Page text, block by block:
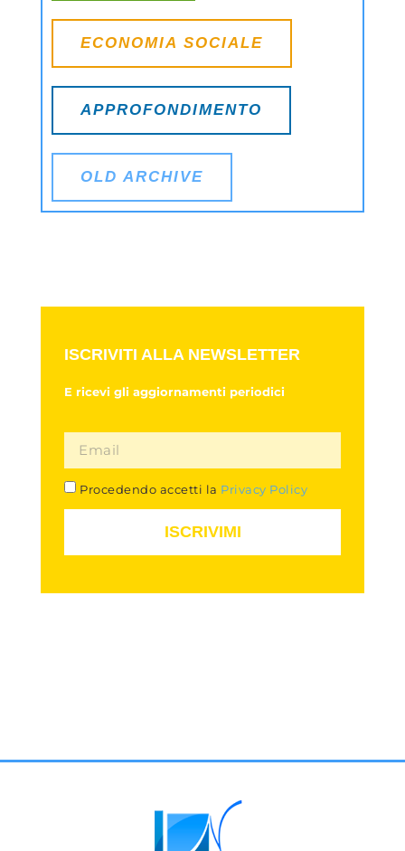
ECONOMIA SOCIALE
APPROFONDIMENTO
OLD ARCHIVE
ISCRIVITI ALLA NEWSLETTER
E ricevi gli aggiornamenti periodici
Procedendo accetti la Privacy Policy
ISCRIVIMI